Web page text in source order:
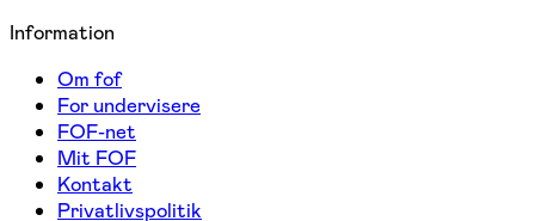
Information
Om fof
For undervisere
FOF-net
Mit FOF
Kontakt
Privatlivspolitik